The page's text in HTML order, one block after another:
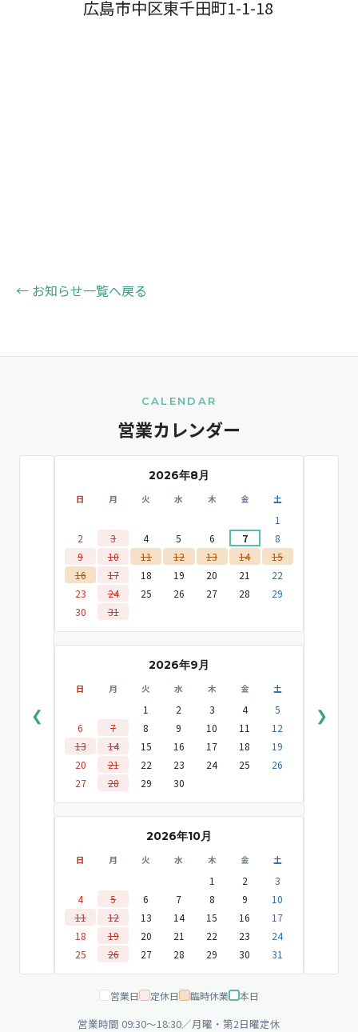
広島市中区東千田町1-1-18
← お知らせ一覧へ戻る
CALENDAR
営業カレンダー
❮
2026年8月
日 月 火 水 木 金 土
1
2
3 4 5 6 7
8
9
10 11 12 13 14
15
16
17 18 19 20 21
22
23
24 25 26 27 28
29
30
31
2026年9月
日 月 火 水 木 金 土
1 2 3 4
5
6
7 8 9 10 11
12
13
14 15 16 17 18
19
20
21 22 23 24 25
26
27
28 29 30
2026年10月
日 月 火 水 木 金 土
1 2
3
4
5 6 7 8 9
10
11
12 13 14 15 16
17
18
19 20 21 22 23
24
25
26 27 28 29 30 31
❯
営業日 定休日 臨時休業 本日
営業時間 09:30〜18:30／月曜・第2日曜定休